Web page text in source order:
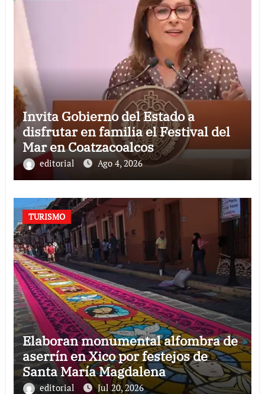
Invita Gobierno del Estado a
disfrutar en familia el Festival del
Mar en Coatzacoalcos
editorial Ago 4, 2026
TURISMO
Elaboran monumental alfombra de
aserrín en Xico por festejos de
Santa María Magdalena
editorial Jul 20, 2026